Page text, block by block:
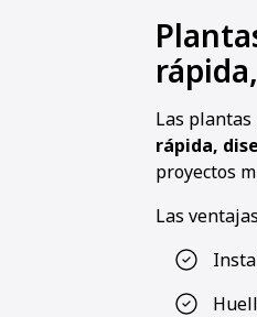
Las
rápida,
proyectos
Las